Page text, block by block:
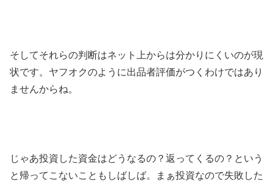
そしてそれらの判断はネット上からは分かりにくいのが現
状です。ヤフオクのように出品者評価がつくわけではあり
ませんからね。
じゃあ投資した資金はどうなるの？返ってくるの？という
と帰ってこないこともしばしば。まぁ投資なので失敗した